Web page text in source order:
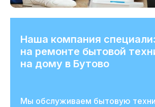
Наша компания
на ремонте бытовой
на дому в Бутово
Мы обслуживаем бытовую